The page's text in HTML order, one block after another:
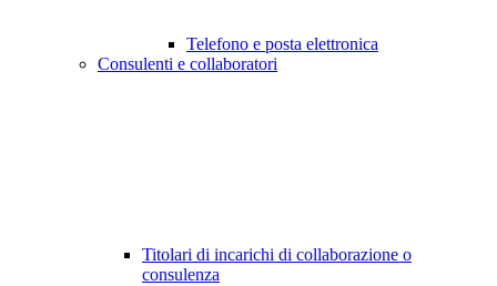
Telefono e posta elettronica
Consulenti e collaboratori
Titolari di incarichi di collaborazione o
consulenza